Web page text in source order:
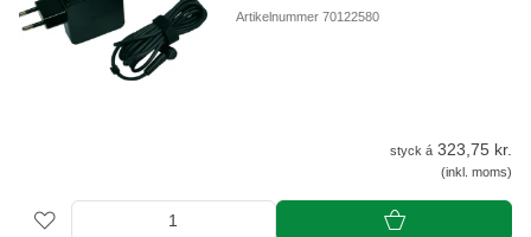
Artikelnummer 70122580
styck á 323,75 kr.
(inkl. moms)